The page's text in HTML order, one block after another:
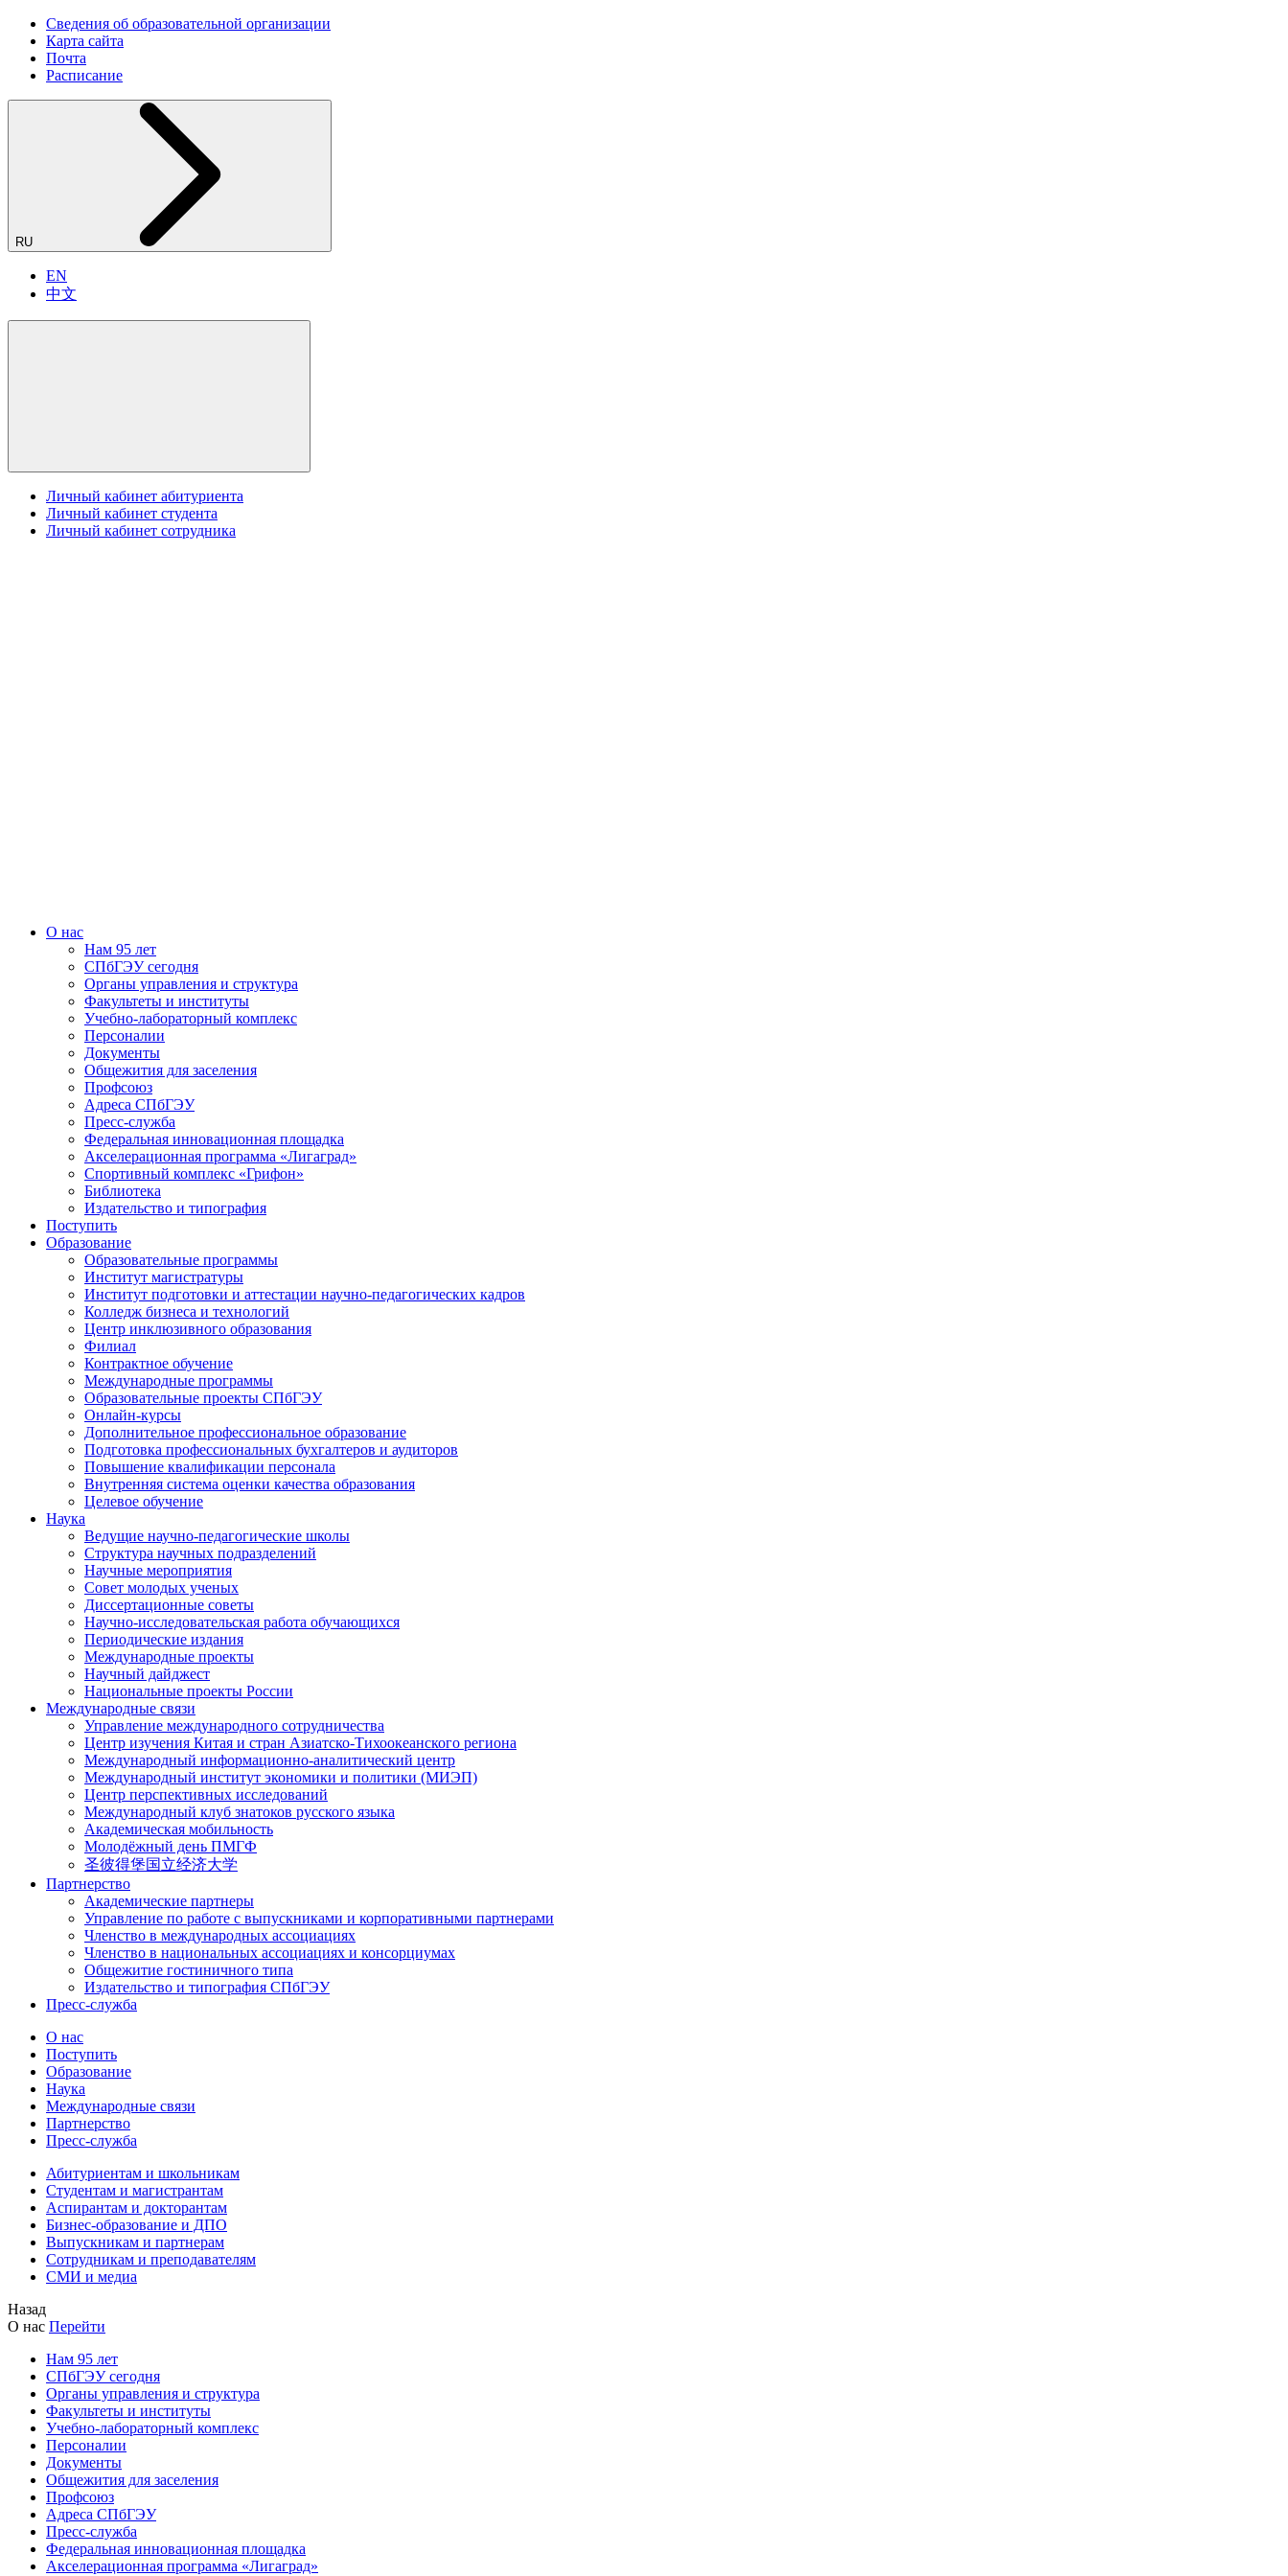
Сведения об образовательной организации
Карта сайта
Почта
Расписание
RU
EN
中文
Личный кабинет абитуриента
Личный кабинет студента
Личный кабинет сотрудника
О нас
Нам 95 лет
СПбГЭУ сегодня
Органы управления и структура
Факультеты и институты
Учебно-лабораторный комплекс
Персоналии
Документы
Общежития для заселения
Профсоюз
Адреса СПбГЭУ
Пресс-служба
Федеральная инновационная площадка
Акселерационная программа «Лигаград»­­
Спортивный комплекс «Грифон»
Библиотека
Издательство и типография
Поступить
Образование
Образовательные программы
Институт магистратуры
Институт подготовки и аттестации научно-педагогических кадров
Колледж бизнеса и технологий
Центр инклюзивного образования
Филиал
Контрактное обучение
Международные программы
Образовательные проекты СПбГЭУ
Онлайн-курсы
Дополнительное профессиональное образование
Подготовка профессиональных бухгалтеров и аудиторов
Повышение квалификации персонала
Внутренняя система оценки качества образования
Целевое обучение
Наука
Ведущие научно-педагогические школы
Структура научных подразделений
Научные мероприятия
Совет молодых ученых
Диссертационные советы
Научно-исследовательская работа обучающихся
Периодические издания
Международные проекты
Научный дайджест
Национальные проекты России
Международные связи
Управление международного сотрудничества
Центр изучения Китая и стран Азиатско-Тихоокеанского региона
Международный информационно-аналитический центр
Международный институт экономики и политики (МИЭП)
Центр перспективных исследований
Международный клуб знатоков русского языка
Академическая мобильность
Молодёжный день ПМГФ
圣彼得堡国立经济大学
Партнерство
Академические партнеры
Управление по работе с выпускниками и корпоративными партнерами
Членство в международных ассоциациях
Членство в национальных ассоциациях и консорциумах
Общежитие гостиничного типа
Издательство и типография СПбГЭУ
Пресс-служба
О нас
Поступить
Образование
Наука
Международные связи
Партнерство
Пресс-служба
Абитуриентам и школьникам
Студентам и магистрантам
Аспирантам и докторантам
Бизнес-образование и ДПО
Выпускникам и партнерам
Сотрудникам и преподавателям
СМИ и медиа
Назад
О нас Перейти
Нам 95 лет
СПбГЭУ сегодня
Органы управления и структура
Факультеты и институты
Учебно-лабораторный комплекс
Персоналии
Документы
Общежития для заселения
Профсоюз
Адреса СПбГЭУ
Пресс-служба
Федеральная инновационная площадка
Акселерационная программа «Лигаград»­­